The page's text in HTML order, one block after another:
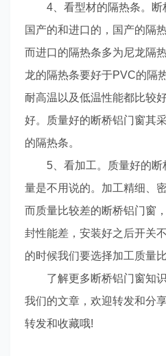
4、看型材的隔热条。断
国产的和进口的，国产的隔
而进口的隔热条多为尼龙隔
龙的隔热条要好于PVC的隔
耐高温以及低温性能都比较
好。质量好的断桥铝门窗其
的隔热条。
5、看加工。质量好的断
量是不用说的。加工精细、
而质量比较差的断桥铝门窗
封性能差，安装好之后开关
的时候我们要选择加工质量
了解更多断桥铝门窗知识
我们的文章，欢迎转发和分
转发和收藏哦!